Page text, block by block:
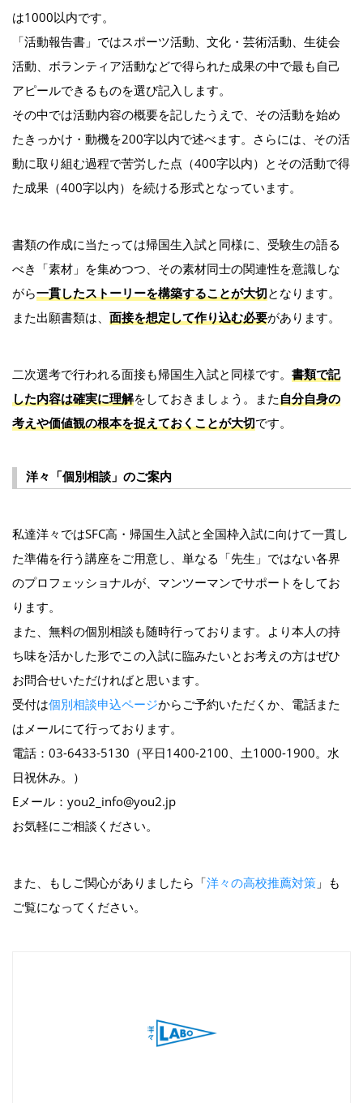
は1000以内です。
「活動報告書」ではスポーツ活動、文化・芸術活動、生徒会
活動、ボランティア活動などで得られた成果の中で最も自己
アピールできるものを選び記入します。
その中では活動内容の概要を記したうえで、その活動を始め
たきっかけ・動機を200字以内で述べます。さらには、その活
動に取り組む過程で苦労した点（400字以内）とその活動で得
た成果（400字以内）を続ける形式となっています。
書類の作成に当たっては帰国生入試と同様に、受験生の語る
べき「素材」を集めつつ、その素材同士の関連性を意識しな
がら一貫したストーリーを構築することが大切となります。
また出願書類は、 面接を想定して作り込む必要があります。
二次選考で行われる面接も帰国生入試と同様です。 書類で記
した内容は確実に理解をしておきましょう。また自分自身の
考えや価値観の根本を捉えておくことが大切です。
洋々「個別相談」のご案内
私達洋々ではSFC高・帰国生入試と全国枠入試に向けて一貫し
た準備を行う講座をご用意し、単なる「先生」ではない各界
のプロフェッショナルが、マンツーマンでサポートをしてお
ります。
また、無料の個別相談も随時行っております。より本人の持
ち味を活かした形でこの入試に臨みたいとお考えの方はぜひ
お問合せいただければと思います。
受付は個別相談申込ページからご予約いただくか、電話また
はメールにて行っております。
電話：03-6433-5130（平日1400-2100、土1000-1900。水
日祝休み。）
Eメール：you2_info@you2.jp
お気軽にご相談ください。
また、もしご関心がありましたら「洋々の高校推薦対策 」も
ご覧になってください。